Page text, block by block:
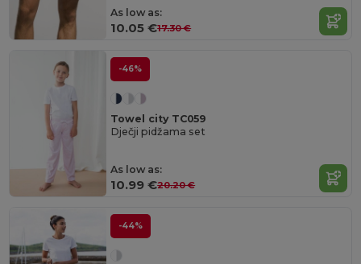
As low as:
10.05 €17.30 €
-46%
Towel city TC059
Dječji pidžama set
As low as:
10.99 €20.20 €
-44%